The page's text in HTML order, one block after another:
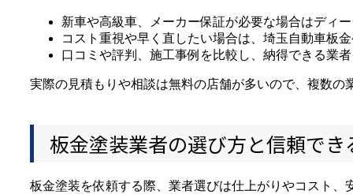
新車や高級車、メーカー保証が必要な場合はディ
コスト重視や早く直したい場合は、埼玉自動車板
口コミや評判、施工事例を比較し、納得できる業
実際の見積もりや相談は無料の店舗が多いので、複数
板金塗装業者の選び方と信頼で
板金塗装を依頼する際、業者選びは仕上がりやコスト